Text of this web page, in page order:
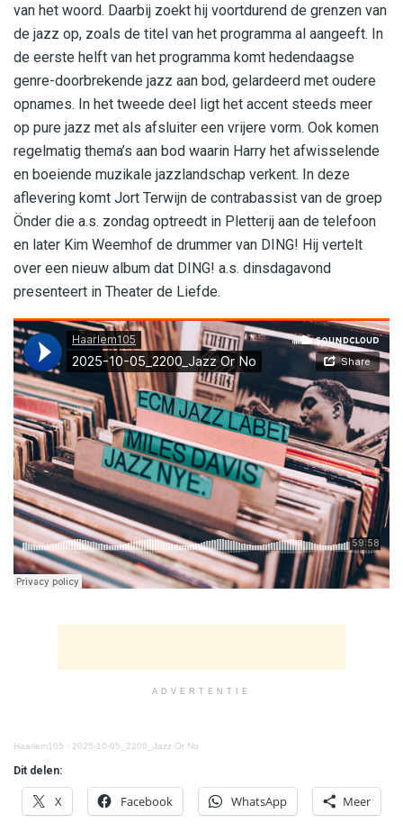
van het woord. Daarbij zoekt hij voortdurend de grenzen van
de jazz op, zoals de titel van het programma al aangeeft. In
de eerste helft van het programma komt hedendaagse
genre-doorbrekende jazz aan bod, gelardeerd met oudere
opnames. In het tweede deel ligt het accent steeds meer
op pure jazz met als afsluiter een vrijere vorm. Ook komen
regelmatig thema’s aan bod waarin Harry het afwisselende
en boeiende muzikale jazzlandschap verkent. In deze
aflevering komt Jort Terwijn de contrabassist van de groep
Önder die a.s. zondag optreedt in Pletterij aan de telefoon
en later Kim Weemhof de drummer van DING! Hij vertelt
over een nieuw album dat DING! a.s. dinsdagavond
presenteert in Theater de Liefde.
ADVERTENTIE
Haarlem105 · 2025-10-05_2200_Jazz Or No
Dit delen:
X Facebook WhatsApp Meer